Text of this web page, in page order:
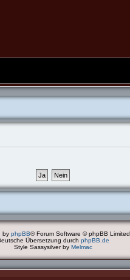
by phpBB® Forum Software © phpBB Limited
Übersetzung durch phpBB.de
Style Sassysilver by Melmac